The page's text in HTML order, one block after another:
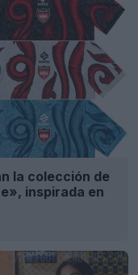
la colección de
inspirada en